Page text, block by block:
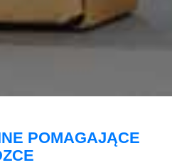
POMAGAJĄCE